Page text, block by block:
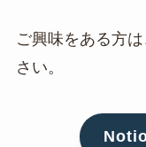
ご興味をある方
さい。